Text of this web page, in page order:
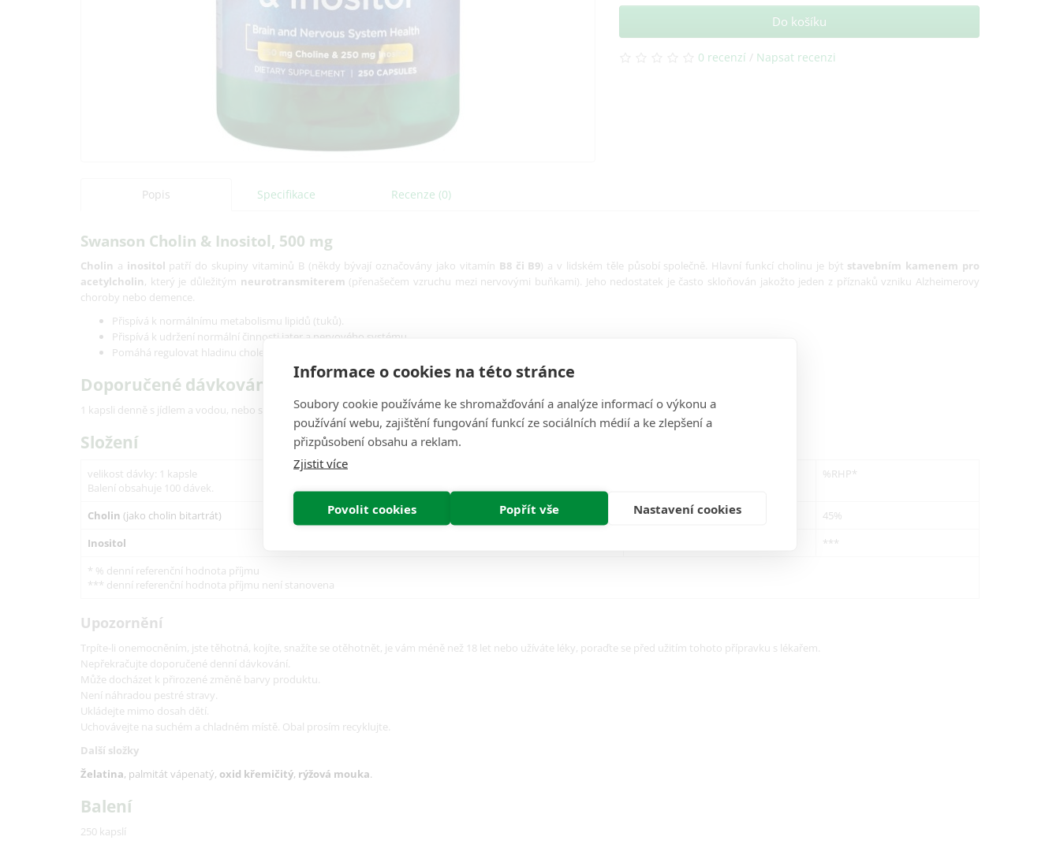
Informace o cookies na této stránce
Soubory cookie používáme ke shromažďování a analýze informací o výkonu a
používání webu, zajištění fungování funkcí ze sociálních médií a ke zlepšení a
přizpůsobení obsahu a reklam.
Zjistit více
Povolit cookies Popřít vše Nastavení cookies
Do košíku
0 recenzí / Napsat recenzi
Popis Specifikace Recenze (0)
Swanson Cholin & Inositol, 500 mg
Cholin a inositol patří do skupiny vitaminů B (někdy bývají označovány jako vitamín B8 či B9) a v lidském těle působí společně. Hlavní funkcí cholinu je být stavebním kamenem pro
acetylcholin, který je důležitým neurotransmiterem (přenašečem vzruchu mezi nervovými buňkami). Jeho nedostatek je často skloňován jakožto jeden z příznaků vzniku Alzheimerovy
choroby nebo demence.
Přispívá k normálnímu metabolismu lipidů (tuků).
Přispívá k udržení normální činnosti jater a nervového systému.
Pomáhá regulovat hladinu cholesterolu
Doporučené dávkování
1 kapsli denně s jídlem a vodou, nebo se řiďte pokyny kvalifikovaného lékaře.
Složení
velikost dávky: 1 kapsle
Balení obsahuje 100 dávek.
%RHP*
Cholin (jako cholin bitartrát) 250 mg
45%
Inositol
***
* % denní referenční hodnota příjmu
*** denní referenční hodnota příjmu není stanovena
Upozornění
Trpíte-li onemocněním, jste těhotná, kojíte, snažíte se otěhotnět, je vám méně než 18 let nebo užíváte léky, poraďte se před užitím tohoto přípravku s lékařem.
Nepřekračujte doporučené denní dávkování.
Může docházet k přirozené změně barvy produktu.
Není náhradou pestré stravy.
Ukládejte mimo dosah dětí.
Uchovávejte na suchém a chladném místě. Obal prosím recyklujte.
Další složky
Želatina, palmitát vápenatý, oxid křemičitý, rýžová mouka.
Balení
250 kapslí